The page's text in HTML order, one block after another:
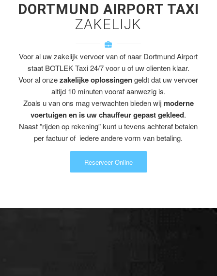
DORTMUND AIRPORT TAXI
ZAKELIJK
Voor al uw zakelijk vervoer van of naar Dortmund Airport
staat BOTLEK Taxi 24/7 voor u of uw clienten klaar.
Voor al onzezakelijke oplossingengeldt dat uw vervoer
altijd 10 minuten vooraf aanwezig is.
Zoals u van ons mag verwachten bieden wij moderne
voertuigen en is uw chauffeur gepast gekleed.
Naast ”rijden op rekening” kunt u tevens achteraf betalen
per factuur of iedere andere vorm van betaling.
Reserveer Online